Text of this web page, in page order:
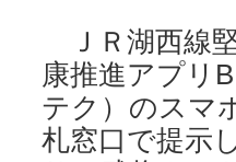
ＪＲ湖西線
康推進アプリ
テク）のスマ
札窓口で提示